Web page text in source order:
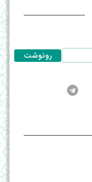
رونوشت